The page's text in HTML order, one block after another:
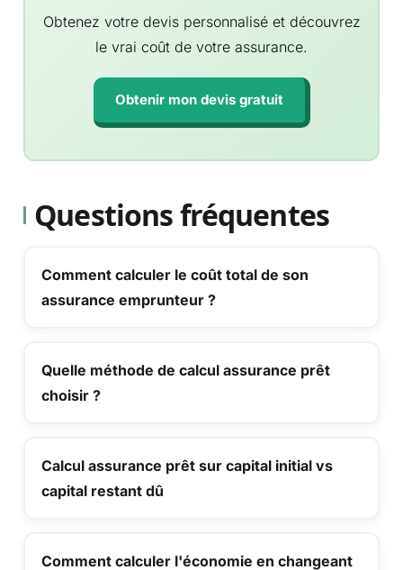
Obtenez votre devis personnalisé et découvrez
le vrai coût de votre assurance.
Obtenir mon devis gratuit
Questions fréquentes
Comment calculer le coût total de son
assurance emprunteur ?
Quelle méthode de calcul assurance prêt
choisir ?
Calcul assurance prêt sur capital initial vs
capital restant dû
Comment calculer l'économie en changeant